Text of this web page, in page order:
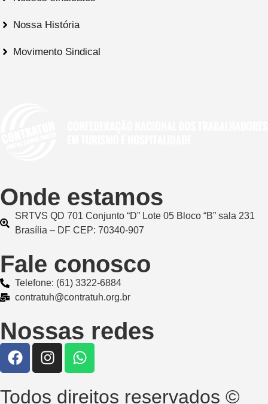
Nossa História
Movimento Sindical
Onde estamos
SRTVS QD 701 Conjunto “D” Lote 05 Bloco “B” sala 231
Brasília – DF CEP: 70340-907
Fale conosco
Telefone: (61) 3322-6884
contratuh@contratuh.org.br
Nossas redes
Todos direitos reservados ©